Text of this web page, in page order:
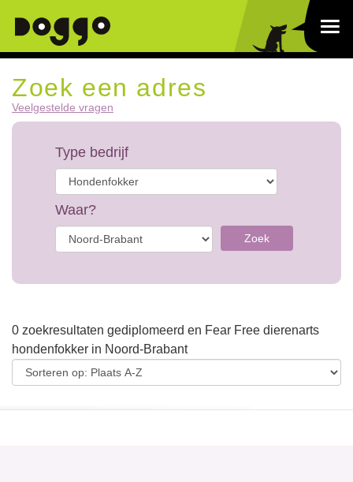
Zoek een adres
Veelgestelde vragen
Type bedrijf
Waar?
Zoek
0 zoekresultaten gediplomeerd en Fear Free dierenarts
hondenfokker in Noord-Brabant